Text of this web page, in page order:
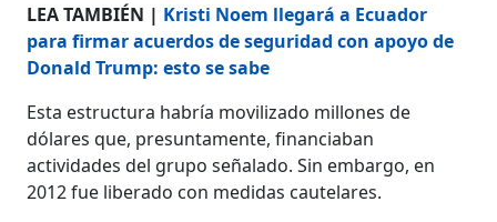
LEA TAMBIÉN | Kristi Noem llegará a Ecuador
para firmar acuerdos de seguridad con apoyo de
Donald Trump: esto se sabe
Esta estructura habría movilizado millones de
dólares que, presuntamente, financiaban
actividades del grupo señalado. Sin embargo, en
2012 fue liberado con medidas cautelares.